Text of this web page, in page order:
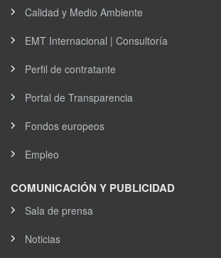
Calidad y Medio Ambiente
EMT Internacional | Consultoría
Perfil de contratante
Portal de Transparencia
Fondos europeos
Empleo
COMUNICACIÓN Y PUBLICIDAD
Sala de prensa
Noticias